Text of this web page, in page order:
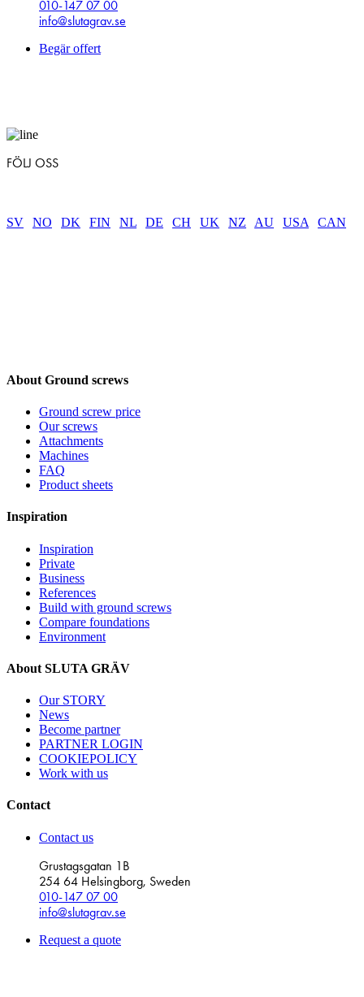
010-147 07 00
info@slutagrav.se
Begär offert
FÖLJ OSS
SV NO DK FIN NL DE CH UK NZ AU USA CAN
About Ground screws
Ground screw price
Our screws
Attachments
Machines
FAQ
Product sheets
Inspiration
Inspiration
Private
Business
References
Build with ground screws
Compare foundations
Environment
About SLUTA GRÄV
Our STORY
News
Become partner
PARTNER LOGIN
COOKIEPOLICY
Work with us
Contact
Contact us
Grustagsgatan 1B
254 64 Helsingborg, Sweden
010-147 07 00
info@slutagrav.se
Request a quote